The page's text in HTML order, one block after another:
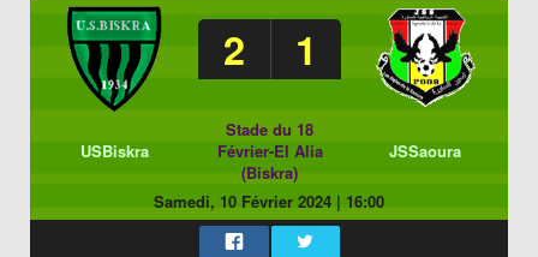
2 1
USBiskra
Stade du 18
Février-El Alia
(Biskra)
JSSaoura
Samedi, 10 Février 2024 | 16:00